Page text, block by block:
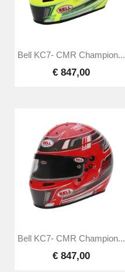
Bell KC7- CMR Champion...
€ 847,00
Bell KC7- CMR Champion...
€ 847,00